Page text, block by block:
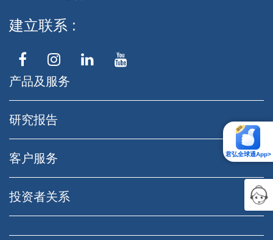
君弘全球通App>
建立联系
产品及服务
研究报告
客户服务
投资者关系